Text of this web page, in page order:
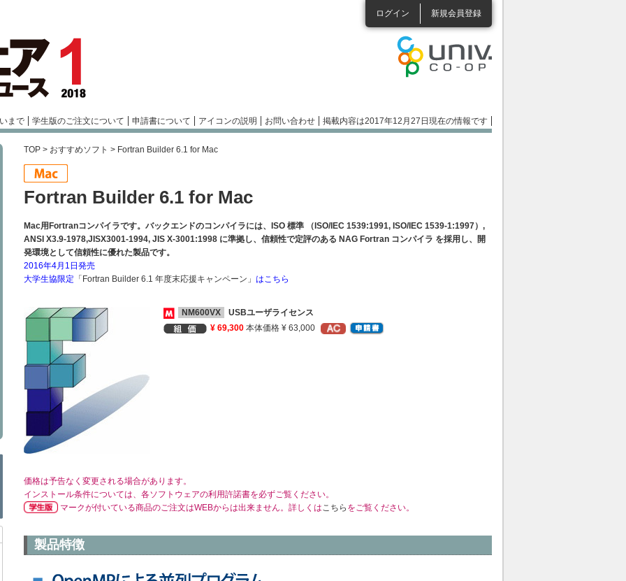
ログイン 新規会員登録
まで 学生版のご注文について 申請書について アイコンの説明 お問い合わせ 掲載内容は2017年12月27日現在の情報です
TOP > おすすめソフト > Fortran Builder 6.1 for Mac
Fortran Builder 6.1 for Mac
Mac用Fortranコンパイラです。バックエンドのコンパイラには、ISO 標準 （ISO/IEC 1539:1991, ISO/IEC 1539-1:1997）,
ANSI X3.9-1978,JISX3001-1994, JIS X-3001:1998 に準拠し、信頼性で定評のある NAG Fortran コンパイラ を採用し、開
発環境として信頼性に優れた製品です。
2016年4月1日発売
大学生協限定 「Fortran Builder 6.1 年度末応援キャンペーン」 はこちら
NM600VX
USBユーザライセンス
¥ 69,300 本体価格 ¥ 63,000
価格は予告なく変更される場合があります。
インストール条件については、各ソフトウェアの利用許諾書を必ずご覧ください。
マークが付いている商品のご注文はWEBからは出来ません。詳しくはこちら をご覧ください。
製品特徴